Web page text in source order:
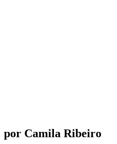
por Camila Ribeiro